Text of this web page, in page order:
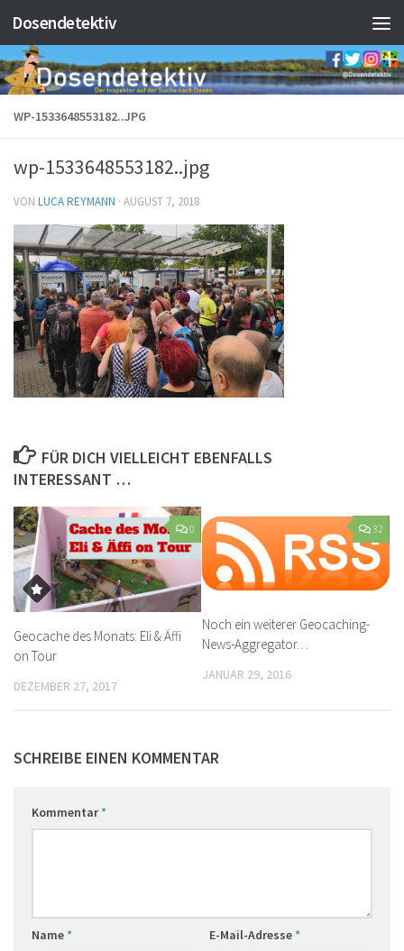
Zum Inhalt springen
Dosendetektiv
WP-1533648553182..JPG
wp-1533648553182..jpg
VON LUCA REYMANN · AUGUST 7, 2018
FÜR DICH VIELLEICHT EBENFALLS
INTERESSANT …
0
Geocache des Monats: Eli & Äffi
on Tour
DEZEMBER 27, 2017
32
Noch ein weiterer Geocaching-
News-Aggregator…
JANUAR 29, 2016
SCHREIBE EINEN KOMMENTAR
Kommentar*
Name* E-Mail-Adresse*